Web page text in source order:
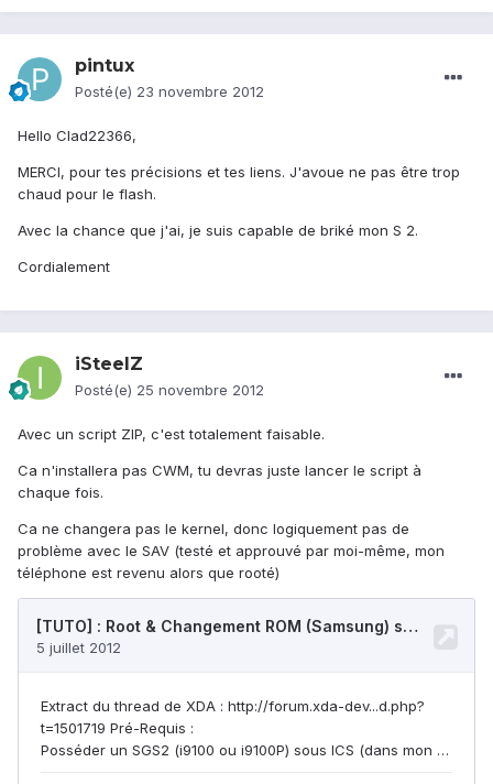
pintux
Posté(e) 23 novembre 2012
Hello Clad22366,
MERCI, pour tes précisions et tes liens. J'avoue ne pas être trop
chaud pour le flash.
Avec la chance que j'ai, je suis capable de briké mon S 2.
Cordialement
iSteelZ
Posté(e) 25 novembre 2012
Avec un script ZIP, c'est totalement faisable.
Ca n'installera pas CWM, tu devras juste lancer le script à
chaque fois.
Ca ne changera pas le kernel, donc logiquement pas de
problème avec le SAV (testé et approuvé par moi-même, mon
téléphone est revenu alors que rooté)